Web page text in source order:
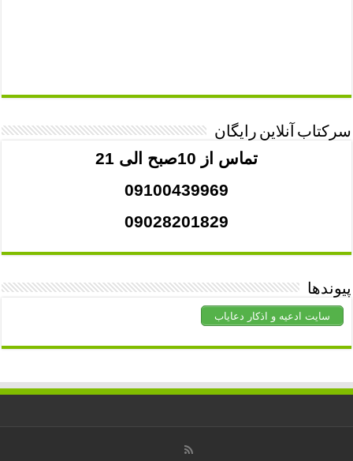
سرکتاب آنلاین رایگان
تماس از 10صبح الی 21
09100439969
09028201829
پیوندها
سایت ادعیه و اذکار دعایاب